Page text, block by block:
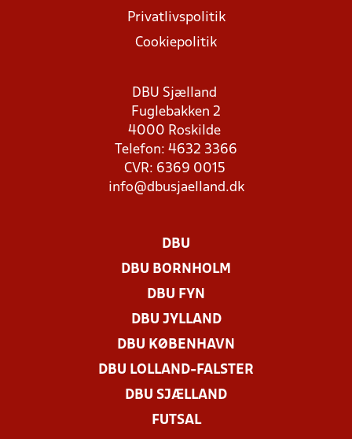
Privatlivspolitik
Cookiepolitik
DBU Sjælland
Fuglebakken 2
4000 Roskilde
Telefon: 4632 3366
CVR: 6369 0015
info@dbusjaelland.dk
DBU
DBU BORNHOLM
DBU FYN
DBU JYLLAND
DBU KØBENHAVN
DBU LOLLAND-FALSTER
DBU SJÆLLAND
FUTSAL